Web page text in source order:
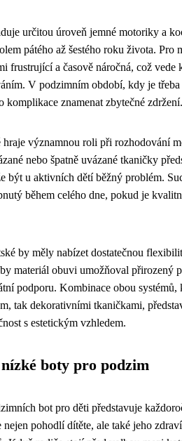
určitou úroveň jemné motoriky a
pátého až šestého roku života. Pro
frustrující a časově náročná, což vede
V podzimním období, kdy je
komplikace znamenat zbytečné zdržení.
hraje významnou roli při rozhodování
nebo špatně uvázané tkaničky
být u aktivních dětí běžný problém.
během celého dne, pokud je
by měly nabízet dostatečnou
materiál obuvi umožňoval přirozený
podporu. Kombinace obou systémů,
tak dekorativními tkaničkami,
s estetickým vzhledem.
boty pro podzim
bot pro děti představuje
pohodlí dítěte, ale také jeho